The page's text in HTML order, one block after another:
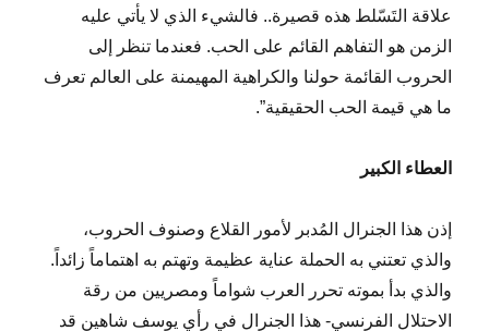
علاقة التَسّلط هذه قصيرة.. فالشيء الذي لا يأتي عليه
الزمن هو التفاهم القائم على الحب. فعندما تنظر إلى
الحروب القائمة حولنا والكراهية المهيمنة على العالم تعرف
ما هي قيمة الحب الحقيقية”.
العطاء الكبير
إذن هذا الجنرال المُدبر لأمور القلاع وصنوف الحروب،
والذي تعتني به الحملة عناية عظيمة وتهتم به اهتماماً زائداً.
والذي بدأ بموته تحرر العرب شواماً ومصريين من رقة
الاحتلال الفرنسي- هذا الجنرال في رأي يوسف شاهين قد